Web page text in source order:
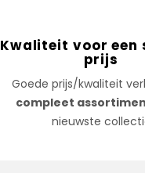
Kwaliteit voor een
prijs
Goede prijs/kwaliteit
compleet
nieuwste